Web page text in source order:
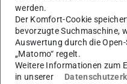
Xiaohui
Yang
dualen
Deutschland
werden.
Der Komfort-Cookie
bevorzugte Suchmaschine,
Auswertung durch die
„Matomo“ regelt.
Weitere Informationen zum
in unserer